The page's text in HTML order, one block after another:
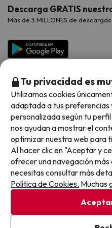
Viajes para grupos
Hoteles Galicia
Hoteles Salou
Chollos con Todo Incluido
Chollos en la playa
Hoteles con toboganes
Selección de la Newsletter
Los favoritos de nuestros
Vacaciones en Agosto
Vacaciones en Octubre
Vacaciones en Noviembre
Contáctanos
Preguntas frecuentes
Descarga GRATIS
Más de 3 MILLONES de
Métodos de pago disponibles
Condiciones generales
Política de cookies
Tu privacidad es
Utilizamos cookies
adaptada a tus
personalizada según tu
nos ayudan a mostrar el
optimizar nuestra web para
Al hacer clic en "Aceptar y
ofrecer una navegación
necesitas consultar más
Política de Cookies. Muchas